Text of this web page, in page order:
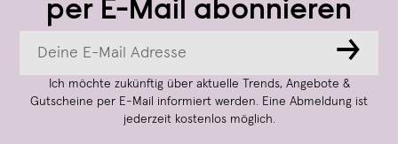
per E-Mail abonnieren
→
Ich möchte zukünftig über aktuelle Trends, Angebote &
Gutscheine per E-Mail informiert werden. Eine Abmeldung ist
jederzeit kostenlos möglich.